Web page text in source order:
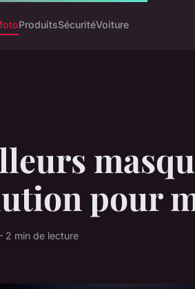
ProduitsSécuritéVoiture
pour
min de lecture